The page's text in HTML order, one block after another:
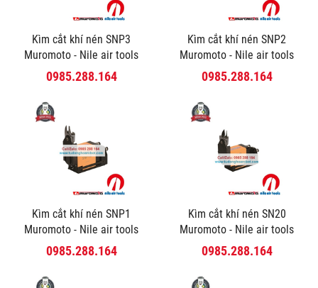
Kìm cắt khí nén SNP3
Muromoto - Nile air tools
0985.288.164
Kìm cắt khí nén SNP2
Muromoto - Nile air tools
0985.288.164
Kìm cắt khí nén SNP1
Muromoto - Nile air tools
0985.288.164
Kìm cắt khí nén SN20
Muromoto - Nile air tools
0985.288.164